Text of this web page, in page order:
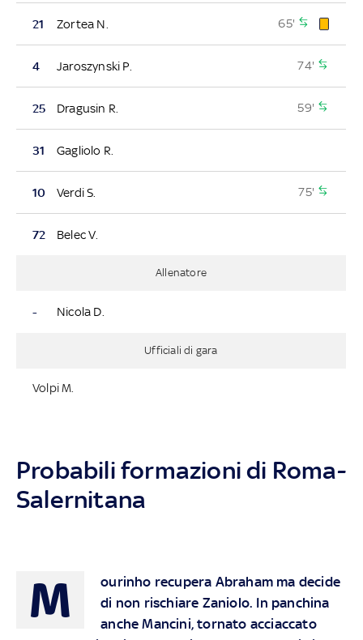
21 Zortea N. 65'
4 Jaroszynski P. 74'
25 Dragusin R. 59'
31 Gagliolo R.
10 Verdi S. 75'
72 Belec V.
Allenatore
- Nicola D.
Ufficiali di gara
Volpi M.
Probabili formazioni di Roma-
Salernitana
M
ourinho recupera Abraham ma decide
di non rischiare Zaniolo. In panchina
anche Mancini, tornato acciaccato